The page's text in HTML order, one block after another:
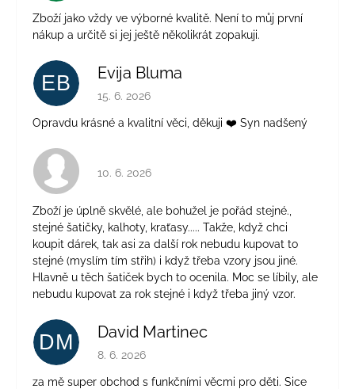
Zboží jako vždy ve výborné kvalitě. Není to můj první
nákup a určitě si jej ještě několikrát zopakuji.
EB Evija Bluma
Hodnocení obchodu je 5 z 5 hvězdiček.
15. 6. 2026
Opravdu krásné a kvalitní věci, děkuji ❤️ Syn nadšený
Hodnocení obchodu je 4 z 5 hvězdiček.
10. 6. 2026
Zboží je úplně skvělé, ale bohužel je pořád stejné.,
stejné šatičky, kalhoty, kraťasy..... Takže, když chci
koupit dárek, tak asi za další rok nebudu kupovat to
stejné (myslím tím střih) i když třeba vzory jsou jiné.
Hlavně u těch šatiček bych to ocenila. Moc se líbily, ale
nebudu kupovat za rok stejné i když třeba jiný vzor.
DM David Martinec
Hodnocení obchodu je 5 z 5 hvězdiček.
8. 6. 2026
za mě super obchod s funkčními věcmi pro děti. Sice